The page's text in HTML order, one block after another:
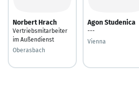
Norbert Hrach
Vertriebsmitarbeiter
im Außendienst
Oberasbach
Agon Studenica
---
Vienna